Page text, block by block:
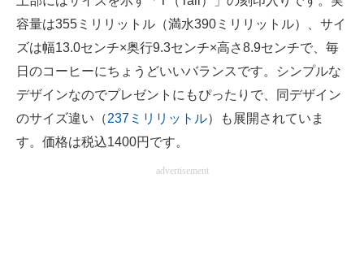
容量は355ミリリットル（満水390ミリリットル）、サイ
ズは幅13.0センチ×奥行9.3センチ×高さ8.9センチで、毎
日のコーヒーにちょうどいいバランスです。シンプルな
デザインなのでプレゼントにもぴったりで、同デザイン
のサイズ違い（237ミリリットル）も展開されていま
す。価格は税込1400円です。
advertisement